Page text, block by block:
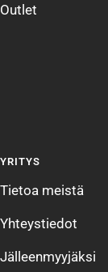
Outlet
YRITYS
Tietoa meistä
Yhteystiedot
Jälleenmyyjäksi